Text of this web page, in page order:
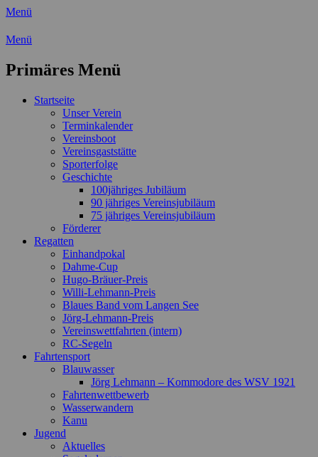
Menü
Wassersport-Verein 1921 e.V.
Freizeit mit der ganzen Familie
Menü
Primäres Menü
Zum
Startseite
Unser Verein
Terminkalender
Vereinsboot
Vereinsgaststätte
Sporterfolge
Geschichte
100jähriges Jubiläum
90 jähriges Vereinsjubiläum
75 jähriges Vereinsjubiläum
Förderer
Regatten
Einhandpokal
Dahme-Cup
Hugo-Bräuer-Preis
Willi-Lehmann-Preis
Blaues Band vom Langen See
Jörg-Lehmann-Preis
Vereinswettfahrten (intern)
RC-Segeln
Fahrtensport
Blauwasser
Jörg Lehmann – Kommodore des WSV 1921
Fahrtenwettbewerb
Wasserwandern
Kanu
Jugend
Aktuelles